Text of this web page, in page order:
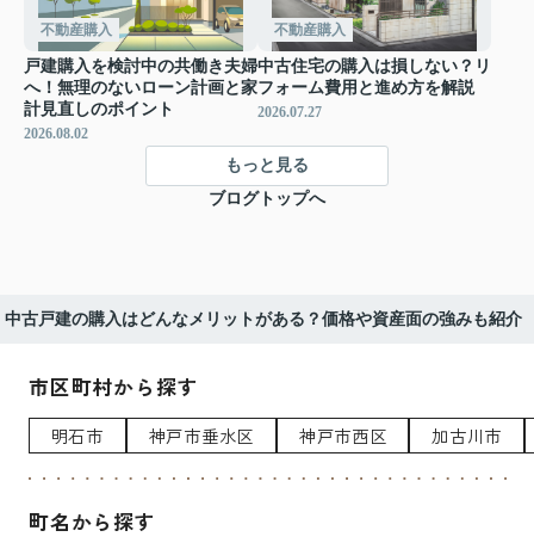
不動産購入
戸建購入を検討中の共働き夫婦
へ！無理のないローン計画と家
計見直しのポイント
2026.08.02
不動産購入
中古住宅の購入は損しない？リ
フォーム費用と進め方を解説
2026.07.27
もっと見る
ブログトップへ
中古戸建の購入はどんなメリットがある？価格や資産面の強みも紹介
市区町村から探す
明石市 神戸市垂水区 神戸市西区 加古川市
町名から探す